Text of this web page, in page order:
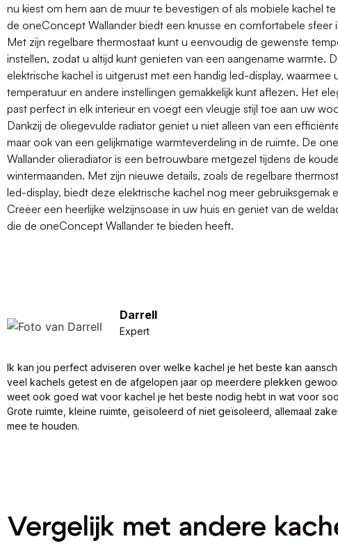
nu kiest om hem aan de muur te bevestigen of als mobiele kachel
de oneConcept Wallander biedt een knusse en comfortabele sfeer
Met zijn regelbare thermostaat kunt u eenvoudig de gewenste
instellen, zodat u altijd kunt genieten van een aangename warmte.
elektrische kachel is uitgerust met een handig led-display, waarmee
temperatuur en andere instellingen gemakkelijk kunt aflezen. Het
past perfect in elk interieur en voegt een vleugje stijl toe aan uw
Dankzij de oliegevulde radiator geniet u niet alleen van een
maar ook van een gelijkmatige warmteverdeling in de ruimte. De
Wallander olieradiator is een betrouwbare metgezel tijdens de koude
wintermaanden. Met zijn nieuwe details, zoals de regelbare
led-display, biedt deze elektrische kachel nog meer gebruiksgemak
Creëer een heerlijke welzijnsoase in uw huis en geniet van de
die de oneConcept Wallander te bieden heeft.
Darrell
Expert
Ik kan jou perfect adviseren over welke kachel je het beste kan
veel kachels getest en de afgelopen jaar op meerdere plekken
weet ook goed wat voor kachel je het beste nodig hebt in wat voor
Grote ruimte, kleine ruimte, geïsoleerd of niet geïsoleerd, allemaal
mee te houden.
Vergelijk met andere